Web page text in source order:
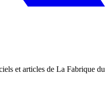
et articles de La Fabrique du